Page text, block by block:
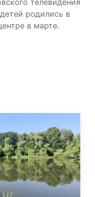
родились в
в марте.